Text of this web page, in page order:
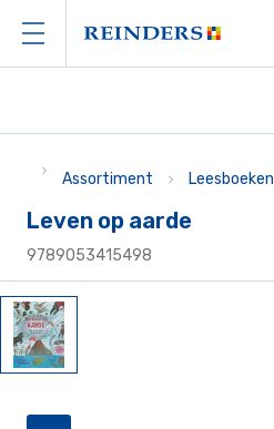
Assortiment Leesboeken
Leven op aarde
9789053415498